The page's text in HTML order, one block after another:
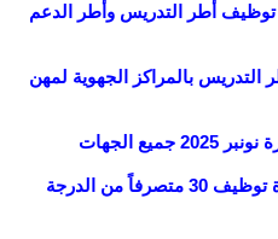
توظيف أطر التدريس وأطر الدعم
بالمراكز الجهوية لمهن
الجهات
عاجــــــــل | الإعلان عن مباراة توظيف 30 متصرفاً من الدرجة